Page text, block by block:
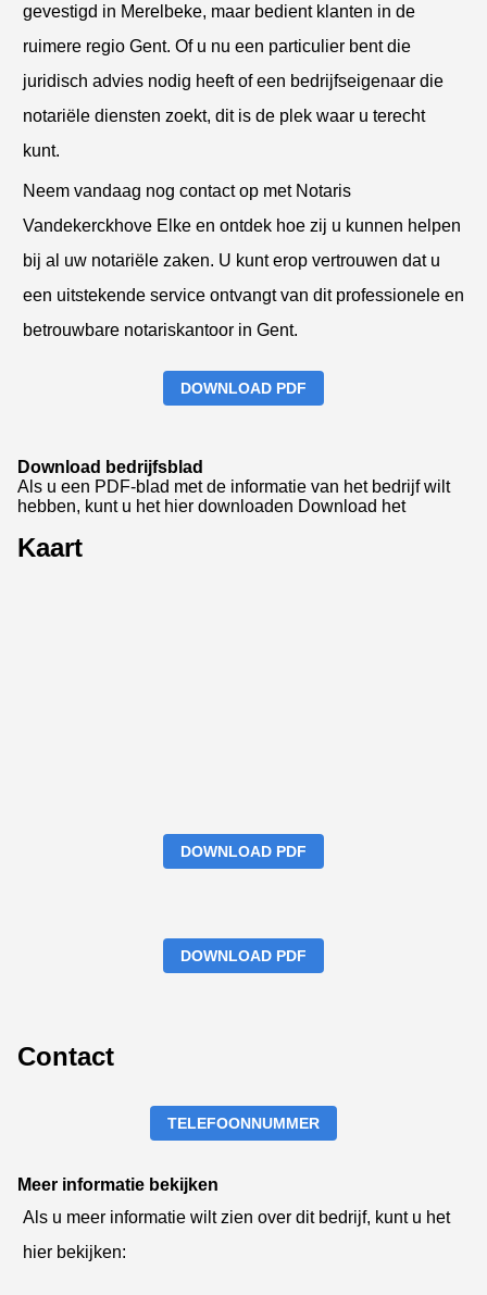
gevestigd in Merelbeke, maar bedient klanten in de
ruimere regio Gent. Of u nu een particulier bent die
juridisch advies nodig heeft of een bedrijfseigenaar die
notariële diensten zoekt, dit is de plek waar u terecht
kunt.
Neem vandaag nog contact op met Notaris
Vandekerckhove Elke en ontdek hoe zij u kunnen helpen
bij al uw notariële zaken. U kunt erop vertrouwen dat u
een uitstekende service ontvangt van dit professionele en
betrouwbare notariskantoor in Gent.
DOWNLOAD PDF
Download bedrijfsblad
Als u een PDF-blad met de informatie van het bedrijf wilt
hebben, kunt u het hier downloaden Download het
Kaart
DOWNLOAD PDF
DOWNLOAD PDF
Contact
TELEFOONNUMMER
Meer informatie bekijken
Als u meer informatie wilt zien over dit bedrijf, kunt u het
hier bekijken: